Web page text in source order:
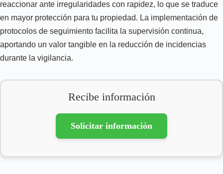
reaccionar ante irregularidades con rapidez, lo que se traduce
en mayor protección para tu propiedad. La implementación de
protocolos de seguimiento facilita la supervisión continua,
aportando un valor tangible en la reducción de incidencias
durante la vigilancia.
Recibe información
Solicitar información